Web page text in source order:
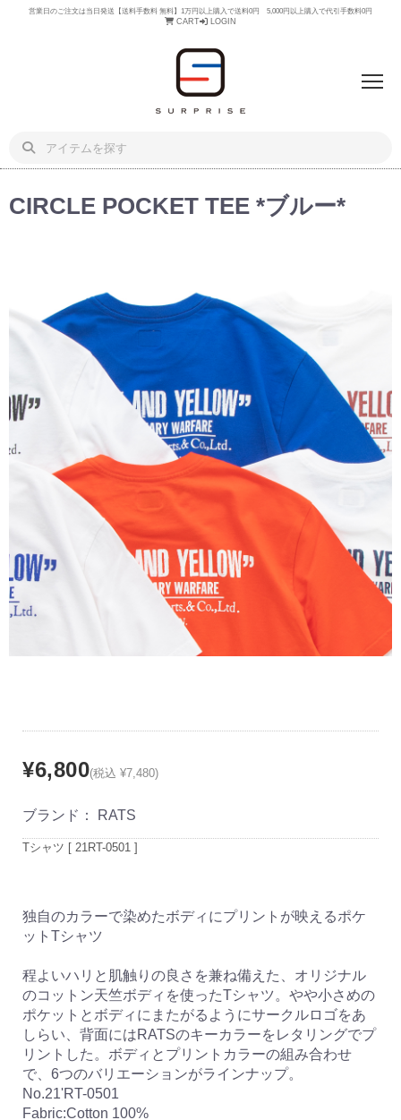
営業日のご注文は当日発送【送料手数料 無料】1万円以上購入で送料0円 5,000円以上購入で代引手数料0円
CART LOGIN
CIRCLE POCKET TEE *ブルー*
¥6,800(税込 ¥7,480)
ブランド： RATS
Tシャツ [ 21RT-0501 ]
独自のカラーで染めたボディにプリントが映えるポケ
ットTシャツ
程よいハリと肌触りの良さを兼ね備えた、オリジナル
のコットン天竺ボディを使ったTシャツ。やや小さめの
ポケットとボディにまたがるようにサークルロゴをあ
しらい、背面にはRATSのキーカラーをレタリングでプ
リントした。ボディとプリントカラーの組み合わせ
で、6つのバリエーションがラインナップ。
No.21'RT-0501
Fabric:Cotton 100%